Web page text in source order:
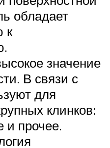
обладает
к
значение
В связи с
для
клинков:
и прочее.